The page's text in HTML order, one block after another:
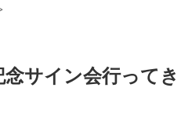
サイン会行ってき